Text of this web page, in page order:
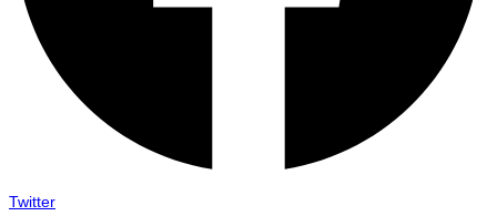
Twitter